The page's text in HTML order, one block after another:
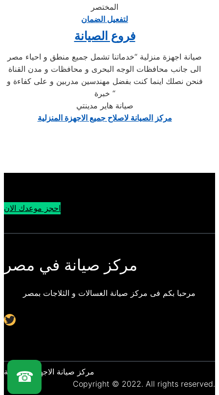
المختصر
لتفعيل الضمان
فروع الصيانة
صيانة اجهزة منزلية “خدماتنا تشمل جميع منطق و احياء مصر
الى جانب محافظات الوجه البحرى و محافظات و مدن القناة
فنحن نصلك اينما كنت بفضل مهندسين مدربين و على كفاءة و
خبرة “
صيانة هاير مدينتي
مركز الصيانة لاصلاح جميع الاجهزة المنزلية
احجز موعدك الان
مركز صيانة في مصر
مرحبا بكم فى مركز صيانة الغسالات و الثلاجات بمصر
Twitter
مركز صيانة الاجهزة المنزلية
Copyright © 2022. All rights reserved.
☎